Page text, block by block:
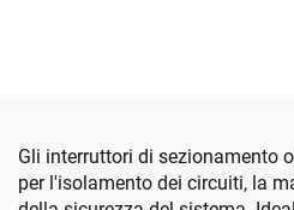
Gli interruttori di sezionamento
per l'isolamento dei circuiti, la